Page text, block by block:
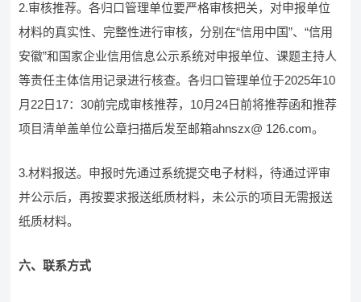
2.审核推荐。各归口管理单位要严格审核把关，对申报单位
材料的真实性、完整性进行审核，分别在“信用中国”、“信用
安徽”和国家企业信用信息公示系统对申报单位、课题主持人
等责任主体信用记录进行核查。各归口管理单位于2025年10
月22日17：30前完成审核推荐，10月24日前将推荐函和推荐
项目清单盖单位公章扫描后发至邮箱ahnszx@ 126.com。
3.材料报送。申报时先通过系统提交电子材料，待通过评审
并公示后，再按要求报送纸质材料，未公示的项目无需报送
纸质材料。
六、联系方式